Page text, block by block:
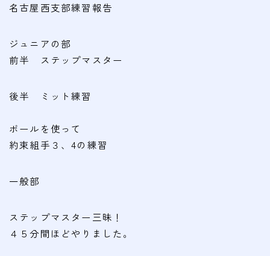
会費
無料体験
塾長より
安全への取り組み
名古屋西支部練習報告
ジュニアの部
前半 ステップマスター
後半 ミット練習
ボールを使って
約束組手３、4の練習
一般部
ステップマスター三昧！
４５分間ほどやりました。